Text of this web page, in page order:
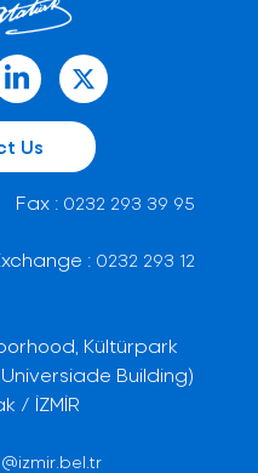
Us
Fax : 0232 293 39 95
: 0232 293 12
Kültürpark
Building)
/ İZMİR